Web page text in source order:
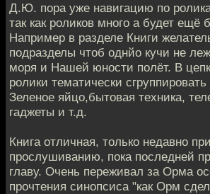
Д.Ю. пора уже навигацию по
так как роликов много а будет ещё
Например в разделе Книги
подразделы чтоб однйо кучи не
моря и Нашей юности полёт. В
ролики тематически
Зеленое яйцо,бытовая техника,
гаджеты и т.д.
Книга отличная, только недавно
прослушиванию, пока последней
главу. Очень переживал за Орма
прочтения синопсиса "как Орм